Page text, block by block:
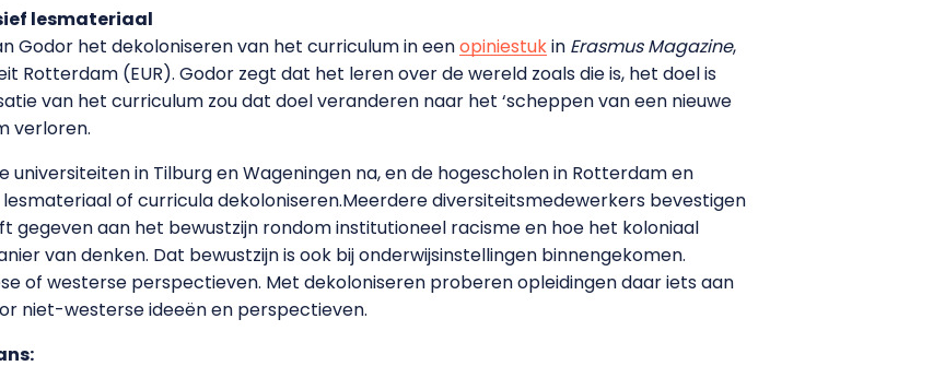
lesmateriaal
Godor het dekoloniseren van het curriculum in eenopiniestukin Erasmus Magazine,
Rotterdam (EUR). Godor zegt dat het leren over de wereld zoals die is, het doel is
van het curriculum zou dat doel veranderen naar het ‘scheppen van een nieuwe
verloren.
universiteiten in Tilburg en Wageningen na, en de hogescholen in Rotterdam en
of curricula dekoloniseren.Meerdere diversiteitsmedewerkers bevestigen
gegeven aan het bewustzijn rondom institutioneel racisme en hoe het koloniaal
van denken. Dat bewustzijn is ook bij onderwijsinstellingen binnengekomen.
of westerse perspectieven. Met dekoloniseren proberen opleidingen daar iets aan
niet-westerse ideeën en perspectieven.